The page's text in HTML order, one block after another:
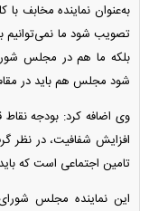
تصویب شود ما نمی‌توانیم
بلکه ما هم در مجلس
شود مجلس هم باید در
وی اضافه کرد: بودجه نقاط
افزایش شفافیت، در نظر
تامین اجتماعی است که
این نماینده مجلس